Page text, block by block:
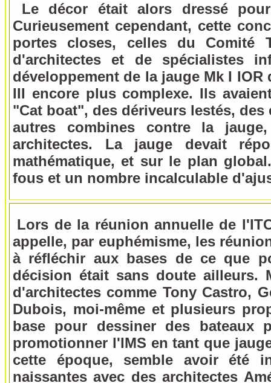
Le décor était alors dressé
Curieusement cependant, cette
portes closes, celles du Comité
d'architectes et de spécialistes
développement de la jauge Mk I
III encore plus complexe. Ils
"Cat boat", des dériveurs lestés,
autres combines contre la
architectes. La jauge devait
mathématique, et sur le plan
fous et un nombre incalculable
Lors de la réunion annuelle de
appelle, par euphémisme, les
à réfléchir aux bases de ce que
décision était sans doute ailleurs.
d'architectes comme Tony Castro,
Dubois, moi-même et plusieurs
base pour dessiner des bateaux
promotionner l'IMS en tant que
cette époque, semble avoir été
naissantes avec des architectes